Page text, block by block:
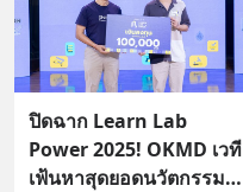
ปิดฉาก Learn Lab
Power 2025! OKMD เวที
เฟ้นหาสุดยอดนวัตกรรม